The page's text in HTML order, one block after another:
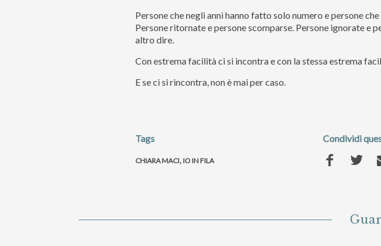
Persone che negli anni hanno fatto solo numero e persone
Persone ritornate e persone scomparse. Persone ignorate e
altro dire.
Con estrema facilità ci si incontra e con la stessa estrema
E se ci si rincontra, non è mai per caso.
Tags
CHIARA MACI, IO IN FILA
Condividi